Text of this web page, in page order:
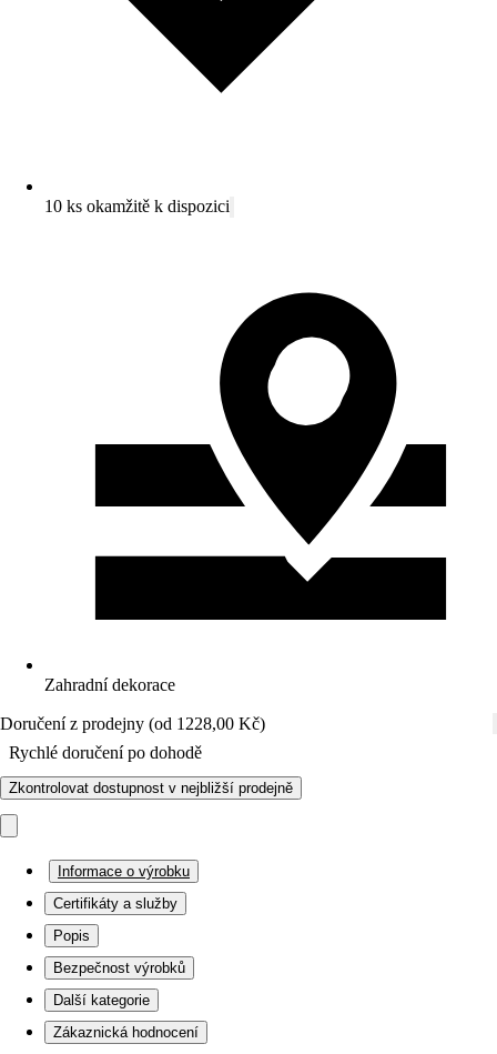
10 ks okamžitě k dispozici
Zahradní dekorace
Doručení z prodejny (od 1228,00 Kč)
Rychlé doručení po dohodě
Zkontrolovat dostupnost v nejbližší prodejně
Informace o výrobku
Certifikáty a služby
Popis
Bezpečnost výrobků
Další kategorie
Zákaznická hodnocení